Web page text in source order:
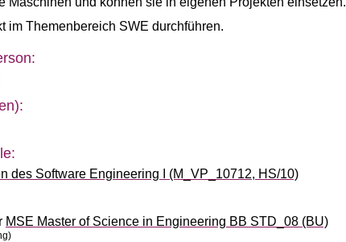
im Themenbereich SWE durchführen.
des Software Engineering I (M_VP_10712, HS/10)
MSE Master of Science in Engineering BB STD_08 (BU)